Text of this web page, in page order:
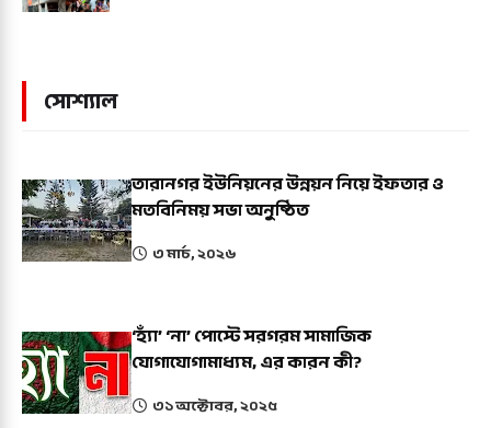
সোশ্যাল
তারানগর ইউনিয়নের উন্নয়ন নিয়ে ইফতার ও
মতবিনিময় সভা অনুষ্ঠিত
৩ মার্চ, ২০২৬
‘হ্যাঁ’ ‘না’ পোস্টে সরগরম সামাজিক
যোগাযোগামাধ্যম, এর কারন কী?
৩১ অক্টোবর, ২০২৫